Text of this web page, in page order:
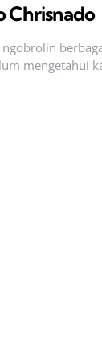
Chrisnado
ngobrolin
mengetahui